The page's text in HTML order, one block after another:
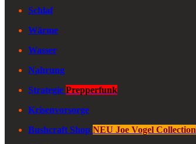
Schlaf
Wärme
Wasser
Nahrung
Strategie Prepperfunk
Krisenvorsorge
Bushcraft Shop NEU Joe Vogel Collection